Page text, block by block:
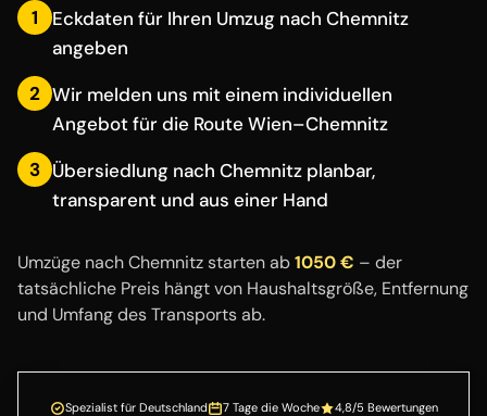
1
Eckdaten für Ihren Umzug nach Chemnitz
angeben
2 Wir melden uns mit einem individuellen
Angebot für die Route Wien–Chemnitz
3 Übersiedlung nach Chemnitz planbar,
transparent und aus einer Hand
Umzüge nach Chemnitz starten ab1050 € – der
tatsächliche Preis hängt von Haushaltsgröße, Entfernung
und Umfang des Transports ab.
Spezialist für Deutschland 7 Tage die Woche 4,8/5 Bewertungen